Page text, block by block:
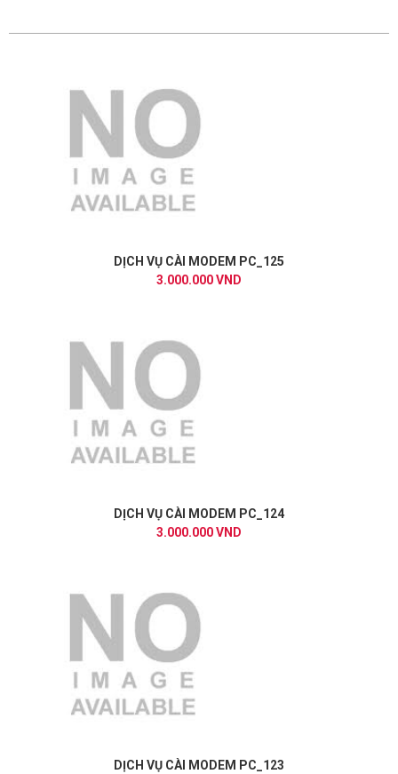
DỊCH VỤ CÀI MODEM PC_125
3.000.000 VND
DỊCH VỤ CÀI MODEM PC_124
3.000.000 VND
DỊCH VỤ CÀI MODEM PC_123